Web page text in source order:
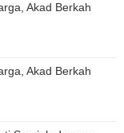
Akad Berkah
Akad Berkah